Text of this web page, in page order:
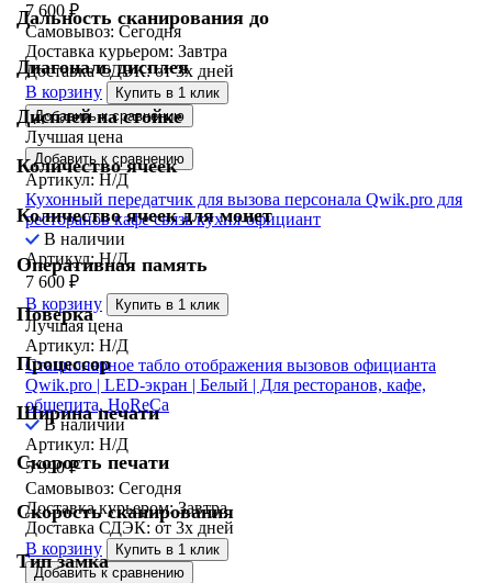
Дальность сканирования до
Диагональ дисплея
Дисплей на стойке
Количество ячеек
Количество ячеек для монет
Оперативная память
Поверка
Процессор
Ширина печати
Скорость печати
Скорость сканирования
Тип замка
7 600₽
Самовывоз: Сегодня
Доставка курьером: Завтра
Доставка СДЭК:от 3х дней
В корзину
Купить в 1 клик
Добавить к сравнению
Лучшая цена
Добавить к сравнению
Артикул: Н/Д
Кухонный передатчик для вызова персонала Qwik.pro для
ресторанов кафе связь кухня-официант
В наличии
Артикул: Н/Д
7 600 ₽
В корзину
Купить в 1 клик
Лучшая цена
Артикул: Н/Д
Стационарное табло отображения вызовов официанта
Qwik.pro | LED-экран | Белый | Для ресторанов, кафе,
общепита, HoReCa
В наличии
Артикул: Н/Д
5 990₽
Самовывоз: Сегодня
Доставка курьером:Завтра
Доставка СДЭК: от 3х дней
В корзину
Купить в 1 клик
Добавить к сравнению